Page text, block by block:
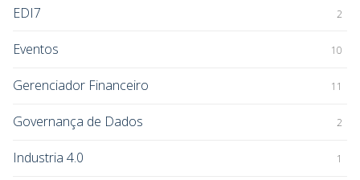
EDI7 2
Eventos 10
Gerenciador Financeiro 11
Governança de Dados 2
Industria 4.0 1